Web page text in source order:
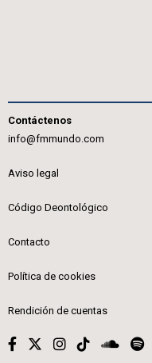
Contáctenos
info@fmmundo.com
Aviso legal
Código Deontológico
Contacto
Política de cookies
Rendición de cuentas